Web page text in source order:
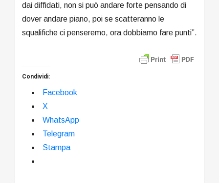
dai diffidati, non si può andare forte pensando di
dover andare piano, poi se scatteranno le
squalifiche ci penseremo, ora dobbiamo fare punti”.
Condividi:
Facebook
X
WhatsApp
Telegram
Stampa